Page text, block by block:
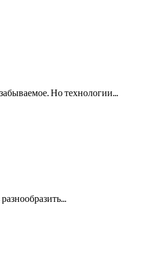
Но технологии...